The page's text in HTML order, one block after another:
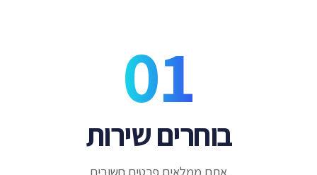
בוחרים שירות